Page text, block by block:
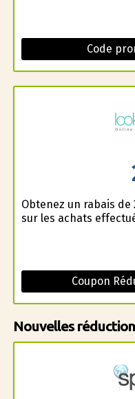
Code
Obtenez un rabais
sur les achats
Coupon
Nouvelles